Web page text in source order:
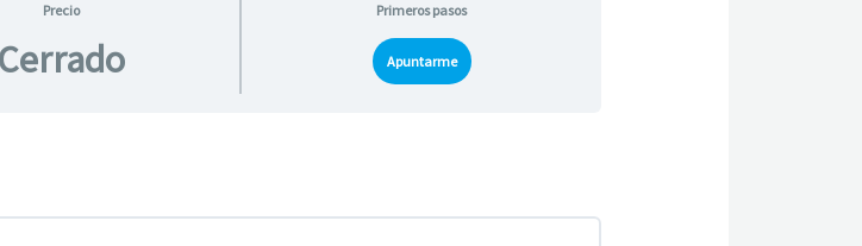
Precio
Cerrado
Primeros pasos
Apuntarme